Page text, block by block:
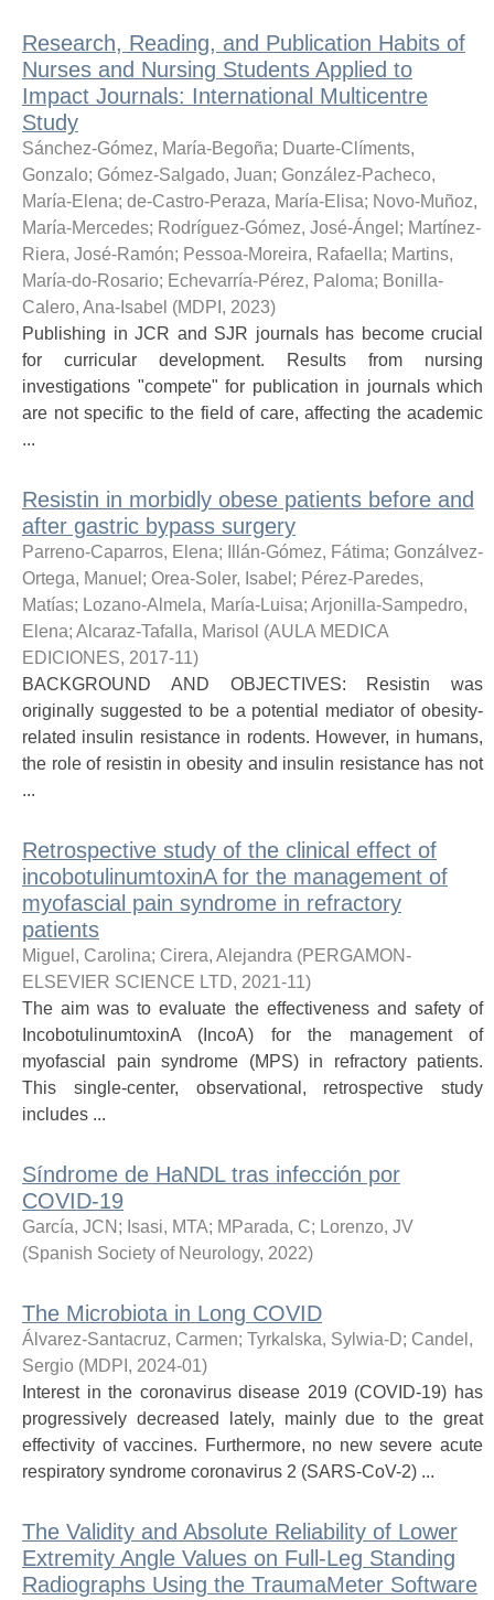
Research, Reading, and Publication Habits of
Nurses and Nursing Students Applied to
Impact Journals: International Multicentre
Study
Sánchez-Gómez, María-Begoña; Duarte-Clíments,
Gonzalo; Gómez-Salgado, Juan; González-Pacheco,
María-Elena; de-Castro-Peraza, María-Elisa; Novo-Muñoz,
María-Mercedes; Rodríguez-Gómez, José-Ángel ; Martínez-
Riera, José-Ramón; Pessoa-Moreira, Rafaella; Martins,
María-do-Rosario; Echevarría-Pérez, Paloma; Bonilla-
Calero, Ana-Isabel (MDPI , 2023)
Publishing in JCR and SJR journals has become crucial
for curricular development. Results from nursing
investigations "compete" for publication in journals which
are not specific to the field of care, affecting the academic
...
Resistin in morbidly obese patients before and
after gastric bypass surgery
Parreno-Caparros, Elena; Illán-Gómez, Fátima; Gonzálvez-
Ortega, Manuel ; Orea-Soler, Isabel ; Pérez-Paredes,
Matías; Lozano-Almela, María-Luisa; Arjonilla-Sampedro,
Elena; Alcaraz-Tafalla, Marisol (AULA MEDICA
EDICIONES, 2017-11)
BACKGROUND AND OBJECTIVES: Resistin was
originally suggested to be a potential mediator of obesity-
related insulin resistance in rodents. However, in humans,
the role of resistin in obesity and insulin resistance has not
...
Retrospective study of the clinical effect of
incobotulinumtoxinA for the management of
myofascial pain syndrome in refractory
patients
Miguel, Carolina; Cirera, Alejandra (PERGAMON-
ELSEVIER SCIENCE LTD, 2021-11)
The aim was to evaluate the effectiveness and safety of
IncobotulinumtoxinA (IncoA) for the management of
myofascial pain syndrome (MPS) in refractory patients.
This single-center, observational, retrospective study
includes ...
Síndrome de HaNDL tras infección por
COVID-19
García, JCN ; Isasi, MTA; MParada, C; Lorenzo, JV
(Spanish Society of Neurology, 2022)
The Microbiota in Long COVID
Álvarez-Santacruz, Carmen; Tyrkalska, Sylwia-D; Candel,
Sergio (MDPI , 2024-01)
Interest in the coronavirus disease 2019 (COVID-19) has
progressively decreased lately, mainly due to the great
effectivity of vaccines. Furthermore, no new severe acute
respiratory syndrome coronavirus 2 (SARS-CoV-2) ...
The Validity and Absolute Reliability of Lower
Extremity Angle Values on Full-Leg Standing
Radiographs Using the TraumaMeter Software